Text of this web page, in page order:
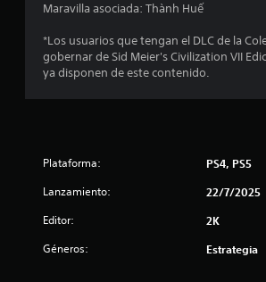
Maravilla asociada: Thành Huế
*Los usuarios que tengan el DLC de la
gobernar de Sid Meier's Civilization VII
ya disponen de este contenido.
Plataforma: PS4, PS5
Lanzamiento: 22/7/2025
Editor: 2K
Géneros: Estrategia